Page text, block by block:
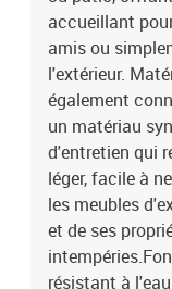
tressée, acier enduit
l'huileDimensions :
55 x 55 cm (l x
des accoudoirs à
beigeMatériau :
d'acacia massif avec
(L x l x H)Coussin
tissu (100 %
siège :
fibre de
P x é)Dimensions du
é)La livraison
accueillant
amis ou
l'extérieur.
également
un matériau
d'entretien qui
léger, facile à
les meubles
et de ses
résistant à